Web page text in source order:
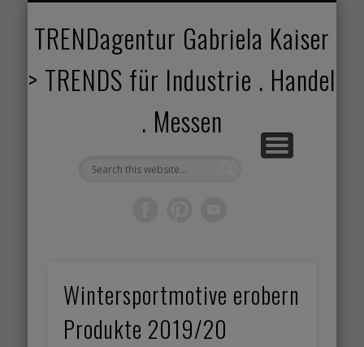
TRENDagentur Gabriela Kaiser
> TRENDS für Industrie . Handel
. Messen
Wintersportmotive erobern
Produkte 2019/20